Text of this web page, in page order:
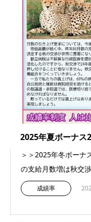
2025年夏ボーナ
＞＞2025年冬ボーナ
の支給月数増は秋交
成績率